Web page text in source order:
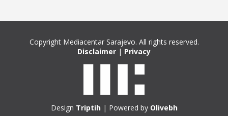
Copyright Mediacentar Sarajevo. All rights reserved.
Disclaimer | Privacy
Design Triptih| Powered by Olivebh